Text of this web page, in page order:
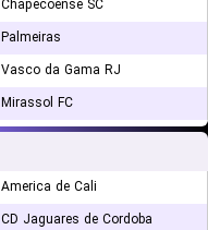
Chapecoense SC
Palmeiras
Vasco da Gama RJ
Mirassol FC
America de Cali
CD Jaguares de Cordoba